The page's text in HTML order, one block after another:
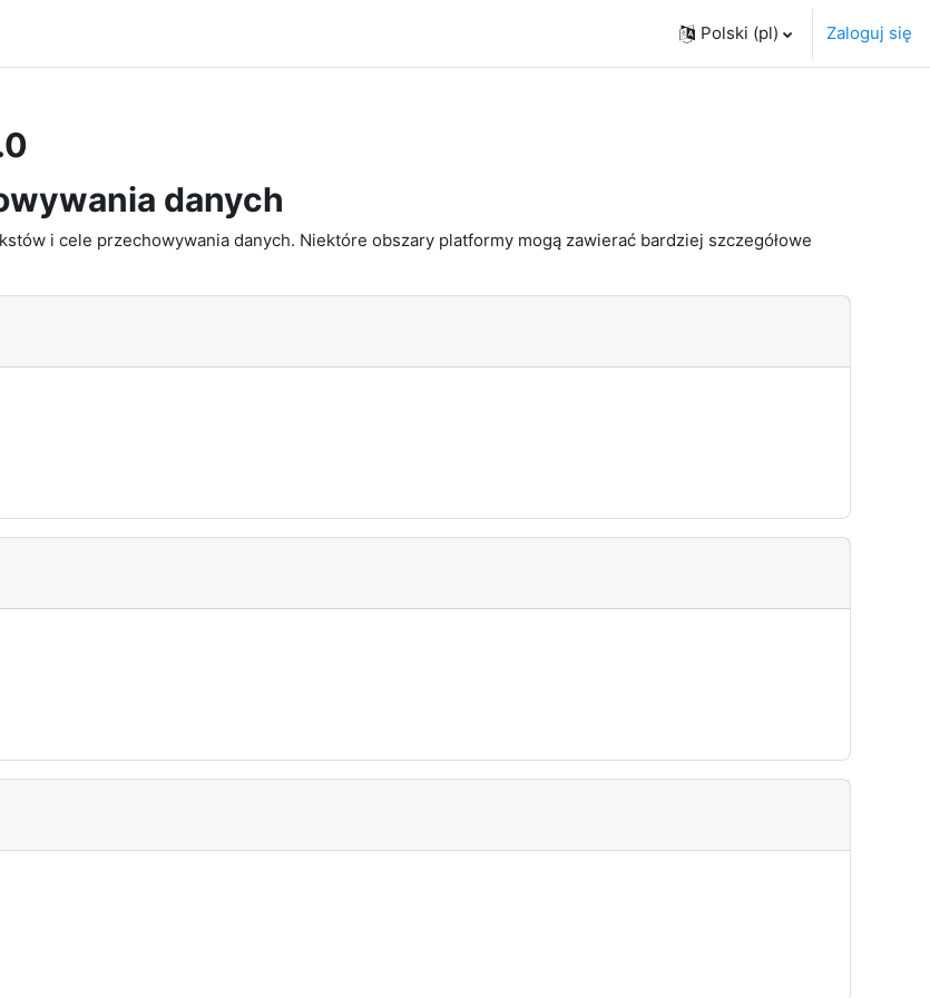
Polski ‎(pl)‎ Zaloguj się
danych
i cele przechowywania danych. Niektóre obszary platformy mogą zawierać bardziej szczegółowe